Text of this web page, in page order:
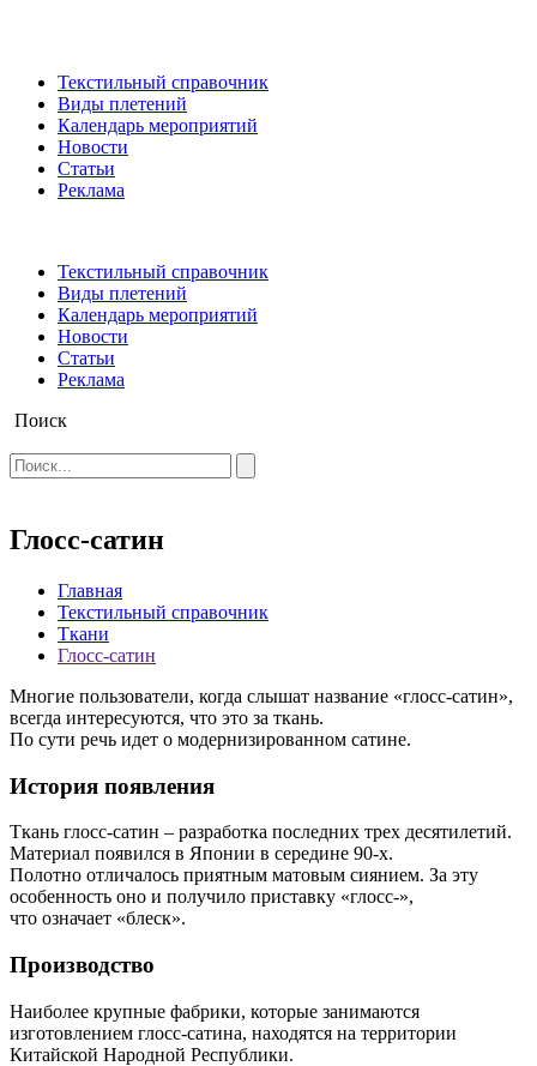
Текстильный справочник
Виды плетений
Календарь мероприятий
Новости
Статьи
Реклама
Текстильный справочник
Виды плетений
Календарь мероприятий
Новости
Статьи
Реклама
Поиск
Глосс-сатин
Главная
Текстильный справочник
Ткани
Глосс-сатин
Многие пользователи, когда слышат название «глосс-сатин»,
всегда интересуются, что это за ткань.
По сути речь идет о модернизированном сатине.
История появления
Ткань глосс-сатин – разработка последних трех десятилетий.
Материал появился в Японии в середине 90-х.
Полотно отличалось приятным матовым сиянием. За эту
особенность оно и получило приставку «глосс-»,
что означает «блеск».
Производство
Наиболее крупные фабрики, которые занимаются
изготовлением глосс-сатина, находятся на территории
Китайской Народной Республики.